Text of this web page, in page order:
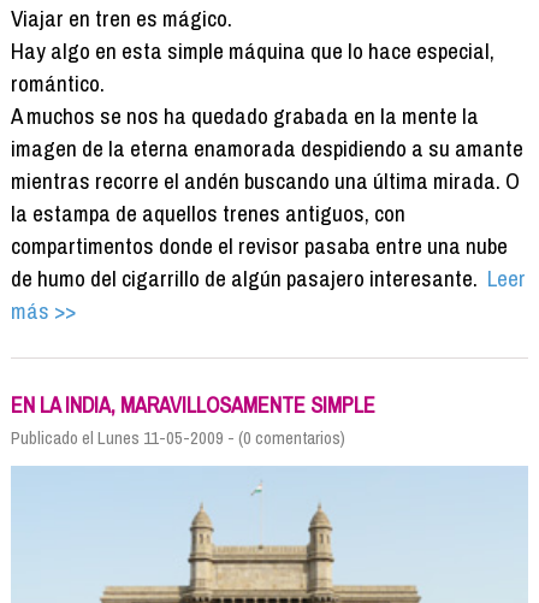
Viajar en tren es mágico.
Hay algo en esta simple máquina que lo hace especial,
romántico.
A muchos se nos ha quedado grabada en la mente la
imagen de la eterna enamorada despidiendo a su amante
mientras recorre el andén buscando una última mirada. O
la estampa de aquellos trenes antiguos, con
compartimentos donde el revisor pasaba entre una nube
de humo del cigarrillo de algún pasajero interesante. Leer
más >>
EN LA INDIA, MARAVILLOSAMENTE SIMPLE
Publicado el Lunes 11-05-2009 - (0 comentarios)